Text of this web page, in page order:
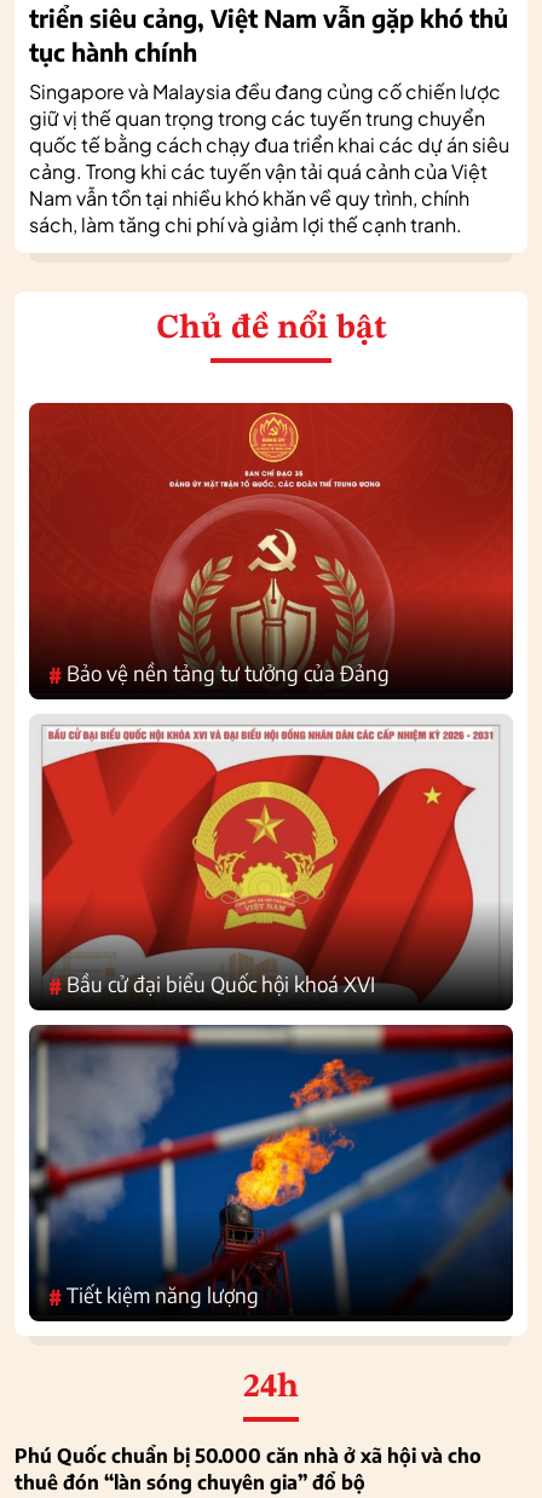
triển siêu cảng, Việt Nam vẫn gặp khó thủ
tục hành chính
Singapore và Malaysia đều đang củng cố chiến lược
giữ vị thế quan trọng trong các tuyến trung chuyển
quốc tế bằng cách chạy đua triển khai các dự án siêu
cảng. Trong khi các tuyến vận tải quá cảnh của Việt
Nam vẫn tồn tại nhiều khó khăn về quy trình, chính
sách, làm tăng chi phí và giảm lợi thế cạnh tranh.
Chủ đề nổi bật
# Bảo vệ nền tảng tư tưởng của Đảng
#Bầu cử đại biểu Quốc hội khoá XVI
#Tiết kiệm năng lượng
24h
Phú Quốc chuẩn bị 50.000 căn nhà ở xã hội và cho
thuê đón “làn sóng chuyên gia” đổ bộ